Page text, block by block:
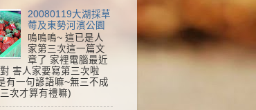
20080119大湖採草
莓及東勢河濱公園
嗚嗚嗚~ 這已是人
家第三次這一篇文
章了 家裡電腦最近
害人家要寫第三次啦
有一句諺語嘛~無三不成
次才算有禮嘛)